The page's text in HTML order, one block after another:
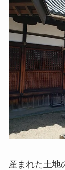
産まれた土地